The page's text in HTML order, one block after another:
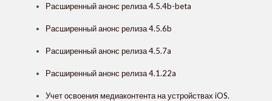
Расширенный анонс релиза 4.5.4b-beta
Расширенный анонс релиза 4.5.6b
Расширенный анонс релиза 4.5.7a
Расширенный анонс релиза 4.1.22a
Учет освоения медиаконтента на устройствах iOS.